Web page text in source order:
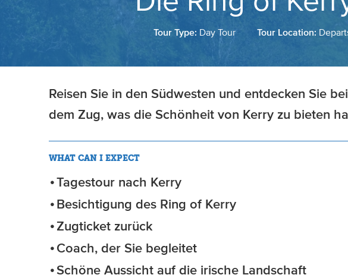
Tour Type: Day Tour Tour Location:
Reisen Sie in den Südwesten und entdecken Sie
dem Zug, was die Schönheit von Kerry zu bieten
WHAT CAN I EXPECT
Tagestour nach Kerry
Besichtigung des Ring of Kerry
Zugticket zurück
Coach, der Sie begleitet
Schöne Aussicht auf die irische Landschaft